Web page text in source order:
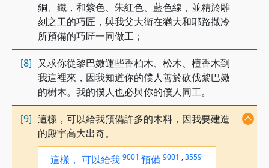
銅、鐵，和紫色、朱紅色、藍色線，並精於雕
刻之工的巧匠，與我父大衛在猶大和耶路撒冷
所預備的巧匠一同做工；
[8] 又求你從黎巴嫩運些香柏木、松木、檀香木到
我這裡來，因我知道你的僕人善於砍伐黎巴嫩
的樹木。我的僕人也必與你的僕人同工。
[9] 這樣，可以給我預備許多的木料，因我要建造
的殿宇高大出奇。
這樣， 可以給我 9001 預備 9001 ,3559